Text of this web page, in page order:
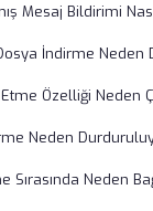
Mesaj Bildirimi
İndirme Neden
Özelliği Neden
Neden
Neden